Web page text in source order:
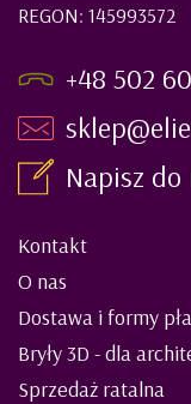
REGON: 145993572
+48 502
Napisz do
Kontakt
O nas
Dostawa i formy
Bryły 3D - dla
Sprzedaż ratalna